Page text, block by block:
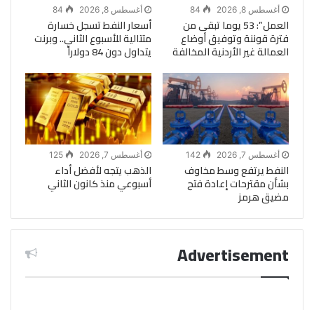
أغسطس 8, 2026 84
العمل”: 53 يوما تبقى من
فترة قوننة وتوفيق أوضاع
العمالة غير الأردنية المخالفة
أغسطس 8, 2026 84
أسعار النفط تسجل خسارة
متتالية للأسبوع الثاني.. وبرنت
يتداول دون 84 دولاراً
أغسطس 7, 2026 142
النفط يرتفع وسط مخاوف
بشأن مقترحات إعادة فتح
مضيق هرمز
أغسطس 7, 2026 125
الذهب يتجه لأفضل أداء
أسبوعي منذ كانون الثاني
Advertisement